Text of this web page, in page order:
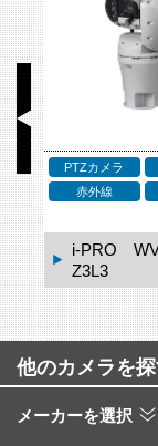
PTZカメラ
赤外線
i-PRO
Z3L3
他のカメラを
メーカーを選択